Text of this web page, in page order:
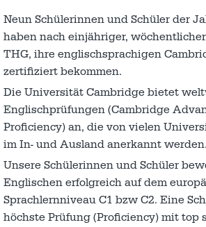
Neun Schülerinnen und Schüler der
haben nach einjähriger,
THG, ihre englischsprachigen
zertifiziert bekommen.
Die Universität Cambridge bietet
Englischprüfungen (Cambridge
Proficiency) an, die von vielen
im In- und Ausland anerkannt werden.
Unsere Schülerinnen und Schüler
Englischen erfolgreich auf dem
Sprachlernniveau C1 bzw C2. Eine
höchste Prüfung (Proficiency) mit top